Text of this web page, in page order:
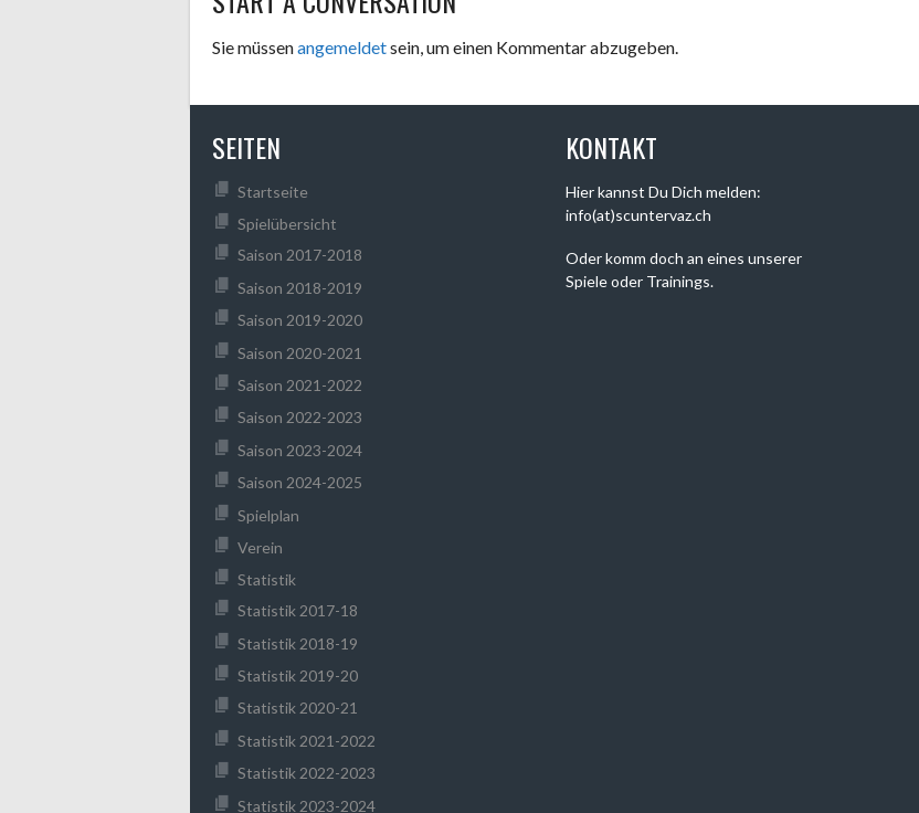
Sie müssenangemeldetsein, um einen Kommentar abzugeben.
SEITEN
Startseite
Spielübersicht
Saison 2017-2018
Saison 2018-2019
Saison 2019-2020
Saison 2020-2021
Saison 2021-2022
Saison 2022-2023
Saison 2023-2024
Saison 2024-2025
Spielplan
Verein
Statistik
Statistik 2017-18
Statistik 2018-19
Statistik 2019-20
Statistik 2020-21
Statistik 2021-2022
Statistik 2022-2023
Statistik 2023-2024
KONTAKT
Hier kannst Du Dich melden:
info(at)scuntervaz.ch
Oder komm doch an eines unserer
Spiele oder Trainings.